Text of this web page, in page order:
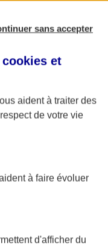
sans accepter
cookies et
aident à traiter des
de votre vie
à faire évoluer
d'afficher du